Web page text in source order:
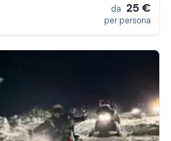
da 25 €
per persona